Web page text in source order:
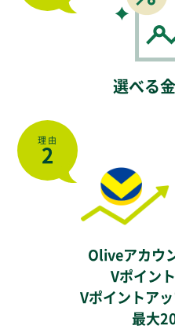
選べる
理由
2
Oliveアカウ
Vポイン
Vポイントア
最大